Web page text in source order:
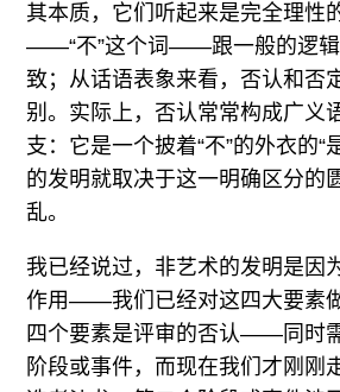
其本质，它们听起来是完全理性
——“不”这个词——跟一般的逻辑
致；从话语表象来看，否认和否
别。实际上，否认常常构成广义
支：它是一个披着“不”的外衣的“
的发明就取决于这一明确区分的
乱。
我已经说过，非艺术的发明是因
作用——我们已经对这四大要素
四个要素是评审的否认——同时
阶段或事件，而现在我们才刚刚